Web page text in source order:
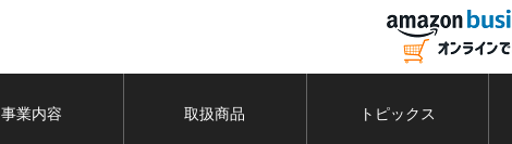
事業内容 取扱商品 トピックス